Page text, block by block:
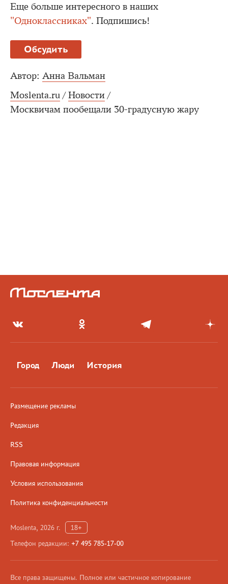
Еще больше интересного в наших
"Одноклассниках". Подпишись!
Обсудить
Автор: Анна Вальман
Moslenta.ru / Новости /
Москвичам пообещали 30-градусную жару
Город Люди История
Размещение рекламы
Редакция
RSS
Правовая информация
Условия использования
Политика конфиденциальности
Moslenta, 2026 г.
18+
Телефон редакции: +7 495 785-17-00
Все права защищены. Полное или частичное копирование